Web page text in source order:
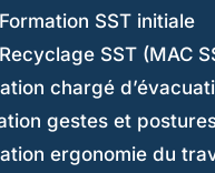
Formation SST initiale
Recyclage SST (MAC
chargé
gestes et
ergonomie du